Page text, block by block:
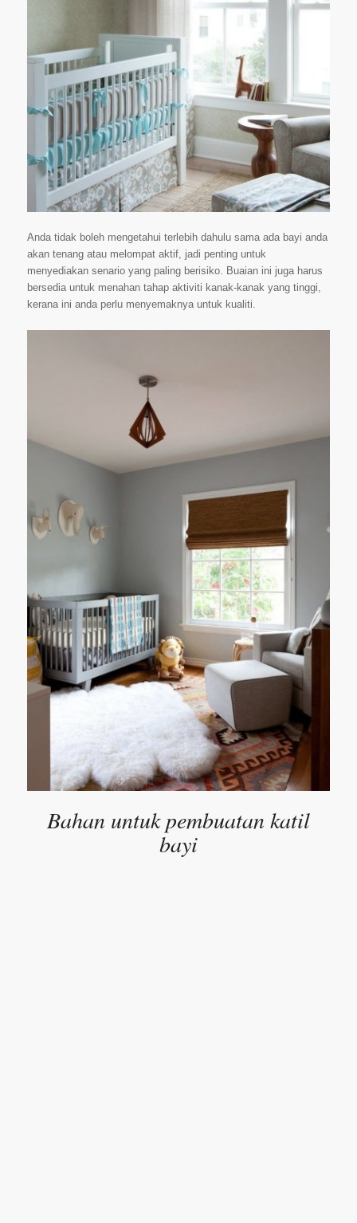
Anda tidak boleh mengetahui terlebih dahulu sama ada bayi anda
akan tenang atau melompat aktif, jadi penting untuk
menyediakan senario yang paling berisiko. Buaian ini juga harus
bersedia untuk menahan tahap aktiviti kanak-kanak yang tinggi,
kerana ini anda perlu menyemaknya untuk kualiti.
Bahan untuk pembuatan katil
bayi